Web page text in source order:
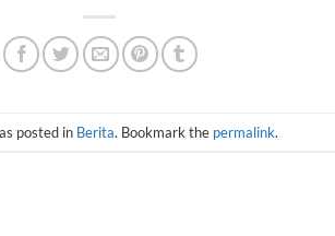
posted in Berita. Bookmark the permalink.